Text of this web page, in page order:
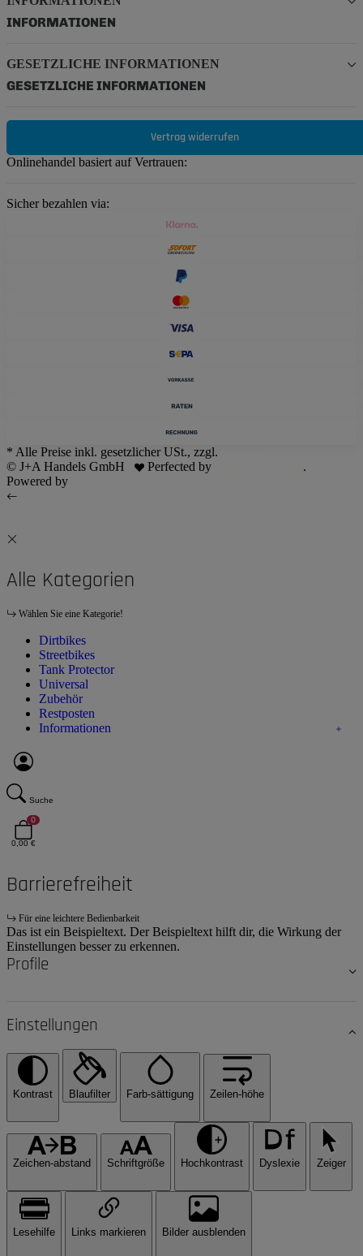
INFORMATIONEN
GESETZLICHE INFORMATIONEN
GESETZLICHE INFORMATIONEN
Vertrag widerrufen
Onlinehandel basiert auf Vertrauen:
Sicher bezahlen via:
* Alle Preise inkl. gesetzlicher USt., zzgl.
© J+A Handels GmbH
Perfected by
.
Powered by
Alle Kategorien
Wählen Sie eine Kategorie!
Dirtbikes
Streetbikes
Tank Protector
Universal
Zubehör
Restposten
Informationen
Suche
0
0,00 €
Barrierefreiheit
Für eine leichtere Bedienbarkeit
Das ist ein Beispieltext. Der Beispieltext hilft dir, die Wirkung der
Einstellungen besser zu erkennen.
Profile
Einstellungen
Kontrast Blaufilter Farb-sättigung Zeilen-höhe
Zeichen-abstand Schriftgröße Hochkontrast Dyslexie Zeiger
Lesehilfe Links markieren Bilder ausblenden